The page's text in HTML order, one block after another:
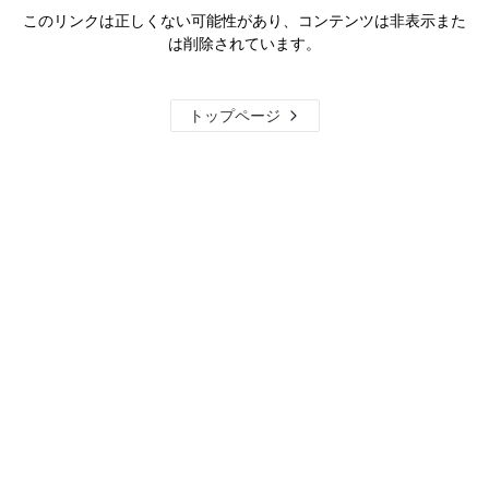
このリンクは正しくない可能性があり、コンテンツは非表示また
は削除されています。
トップページ